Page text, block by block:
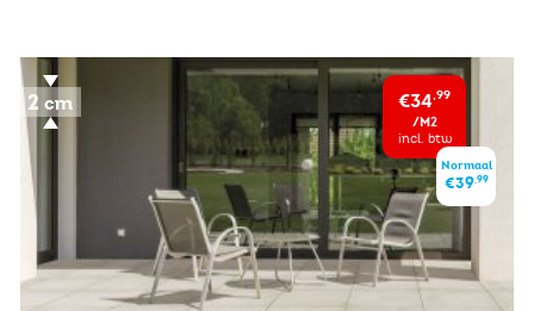
€34,99
/M2
incl. btw
Normaal
€39,99